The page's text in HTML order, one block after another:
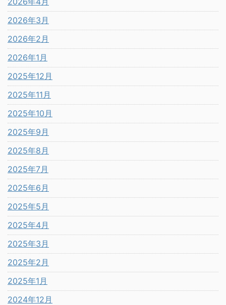
2026年3月
2026年2月
2026年1月
2025年12月
2025年11月
2025年10月
2025年9月
2025年8月
2025年7月
2025年6月
2025年5月
2025年4月
2025年3月
2025年2月
2025年1月
2024年12月